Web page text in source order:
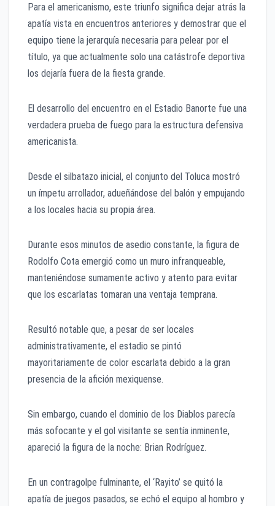
Para el americanismo, este triunfo significa dejar atrás la
apatía vista en encuentros anteriores y demostrar que el
equipo tiene la jerarquía necesaria para pelear por el
título, ya que actualmente solo una catástrofe deportiva
los dejaría fuera de la fiesta grande.
El desarrollo del encuentro en el Estadio Banorte fue una
verdadera prueba de fuego para la estructura defensiva
americanista.
Desde el silbatazo inicial, el conjunto del Toluca mostró
un ímpetu arrollador, adueñándose del balón y empujando
a los locales hacia su propia área.
Durante esos minutos de asedio constante, la figura de
Rodolfo Cota emergió como un muro infranqueable,
manteniéndose sumamente activo y atento para evitar
que los escarlatas tomaran una ventaja temprana.
Resultó notable que, a pesar de ser locales
administrativamente, el estadio se pintó
mayoritariamente de color escarlata debido a la gran
presencia de la afición mexiquense.
Sin embargo, cuando el dominio de los Diablos parecía
más sofocante y el gol visitante se sentía inminente,
apareció la figura de la noche: Brian Rodríguez.
En un contragolpe fulminante, el ‘Rayito’ se quitó la
apatía de juegos pasados, se echó el equipo al hombro y